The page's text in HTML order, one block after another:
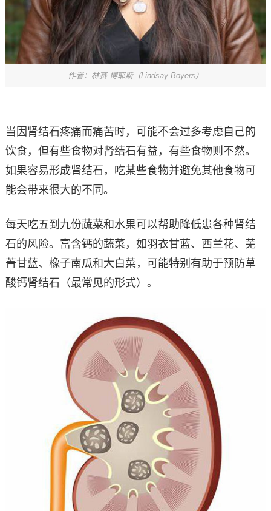
作者：林赛·博耶斯（Lindsay Boyers）
当因肾结石疼痛而痛苦时，可能不会过多考虑自己的
饮食，但有些食物对肾结石有益，有些食物则不然。
如果容易形成肾结石，吃某些食物并避免其他食物可
能会带来很大的不同。
每天吃五到九份蔬菜和水果可以帮助降低患各种肾结
石的风险。富含钙的蔬菜，如羽衣甘蓝、西兰花、芜
菁甘蓝、橡子南瓜和大白菜，可能特别有助于预防草
酸钙肾结石（最常见的形式）。